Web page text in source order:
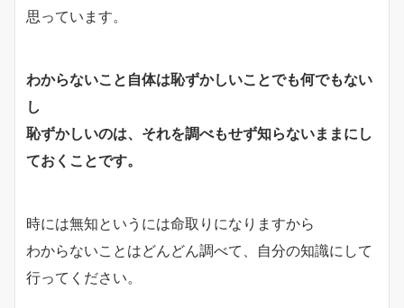
思っています。
わからないこと自体は恥ずかしいことでも何でもない
し
恥ずかしいのは、それを調べもせず知らないままにし
ておくことです。
時には無知というには命取りになりますから
わからないことはどんどん調べて、自分の知識にして
行ってください。